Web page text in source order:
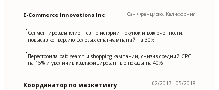
E-Commerce Innovations Inc Сан-Франциско, Калифорния
•Сегментировала клиентов по истории покупок и вовлеченности,
повысив конверсию целевых email-кампаний на 30%
•Перестроила paid search и shopping-кампании, снизив средний CPC
на 15% и увеличив квалифицированные показы на 40%
Координатор по маркетингу 02/2017 - 05/2018